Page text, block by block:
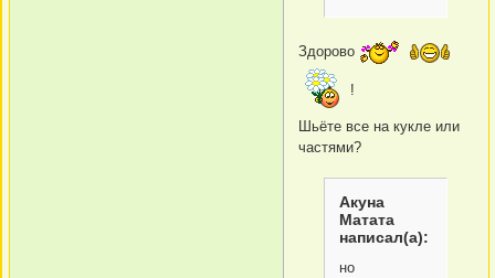
Здорово
!
Шьёте все на кукле или
частями?
Акуна
Матата
написал(а):
но